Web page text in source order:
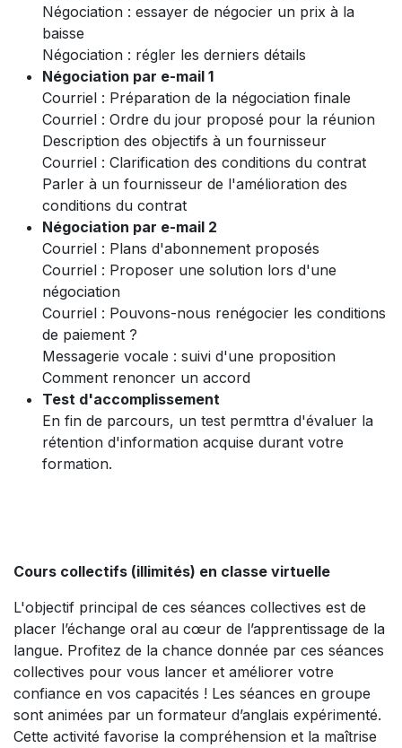
Négociation : essayer de négocier un prix à la
baisse
Négociation : régler les derniers détails
Négociation par e-mail 1
Courriel : Préparation de la négociation finale
Courriel : Ordre du jour proposé pour la réunion
Description des objectifs à un fournisseur
Courriel : Clarification des conditions du contrat
Parler à un fournisseur de l'amélioration des
conditions du contrat
Négociation par e-mail 2
Courriel : Plans d'abonnement proposés
Courriel : Proposer une solution lors d'une
négociation
Courriel : Pouvons-nous renégocier les conditions
de paiement ?
Messagerie vocale : suivi d'une proposition
Comment renoncer un accord
Test d'accomplissement
En fin de parcours, un test permttra d'évaluer la
rétention d'information acquise durant votre
formation.
Cours collectifs (illimités) en classe virtuelle
L'objectif principal de ces séances collectives est de
placer l’échange oral au cœur de l’apprentissage de la
langue. Profitez de la chance donnée par ces séances
collectives pour vous lancer et améliorer votre
confiance en vos capacités ! Les séances en groupe
sont animées par un formateur d’anglais expérimenté.
Cette activité favorise la compréhension et la maîtrise